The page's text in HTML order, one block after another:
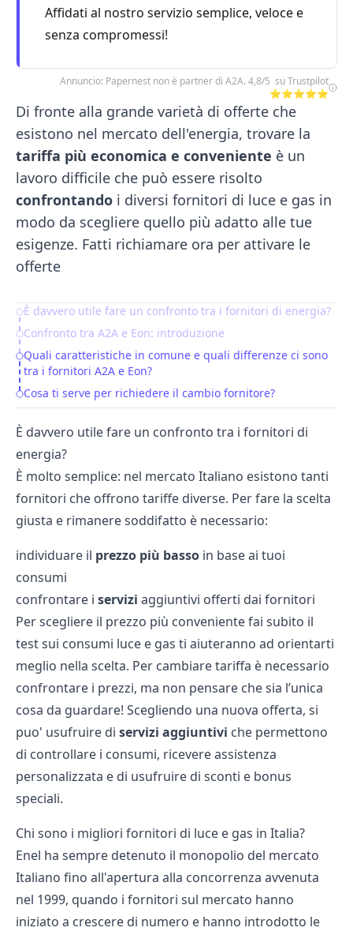
Affidati al nostro servizio semplice, veloce e
senza compromessi!
Annuncio: Papernest non è partner di A2A. 4,8/5 su Trustpilot
⭐⭐⭐⭐⭐
Di fronte alla grande varietà di offerte che
esistono nel mercato dell'energia, trovare la
tariffa più economica e conveniente è un
lavoro difficile che può essere risolto
confrontando i diversi fornitori di luce e gas in
modo da scegliere quello più adatto alle tue
esigenze. Fatti richiamare ora per attivare le
offerte
Table of Contents
È davvero utile fare un confronto tra i fornitori di energia?
Confronto tra A2A e Eon: introduzione
Quali caratteristiche in comune e quali differenze ci sono
tra i fornitori A2A e Eon?
Cosa ti serve per richiedere il cambio fornitore?
È davvero utile fare un confronto tra i fornitori di
energia?
È molto semplice: nel mercato Italiano esistono tanti
fornitori che offrono tariffe diverse. Per fare la scelta
giusta e rimanere soddifatto è necessario:
individuare il prezzo più basso in base ai tuoi
consumi
confrontare i servizi aggiuntivi offerti dai fornitori
Per scegliere il prezzo più conveniente fai subito il
test sui consumi luce e gas ti aiuteranno ad orientarti
meglio nella scelta. Per cambiare tariffa è necessario
confrontare i prezzi, ma non pensare che sia l’unica
cosa da guardare! Scegliendo una nuova offerta, si
puo' usufruire di servizi aggiuntivi che permettono
di controllare i consumi, ricevere assistenza
personalizzata e di usufruire di sconti e bonus
speciali.
Chi sono i migliori fornitori di luce e gas in Italia?
Enel ha sempre detenuto il monopolio del mercato
Italiano fino all'apertura alla concorrenza avvenuta
nel 1999, quando i fornitori sul mercato hanno
iniziato a crescere di numero e hanno introdotto le